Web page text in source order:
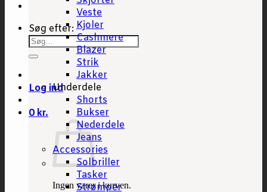
Søg efter:
Log ind
0 kr.
Ingen varer i kurven.
Veste
Kjoler
Cashmere
Blazer
Strik
Jakker
Underdele
Shorts
Bukser
Nederdele
Jeans
Accessories
Solbriller
Tasker
Strømper